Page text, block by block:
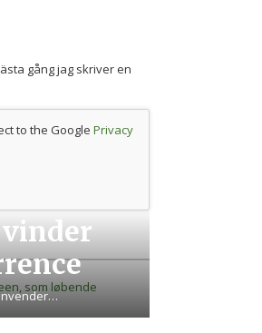
gång jag skriver en
to the Google Privacy
vinder